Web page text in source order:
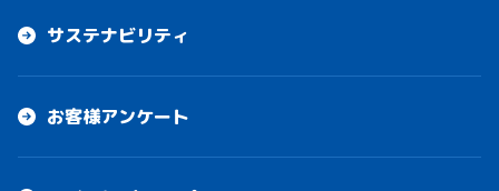
サステナビリティ
お客様アンケート